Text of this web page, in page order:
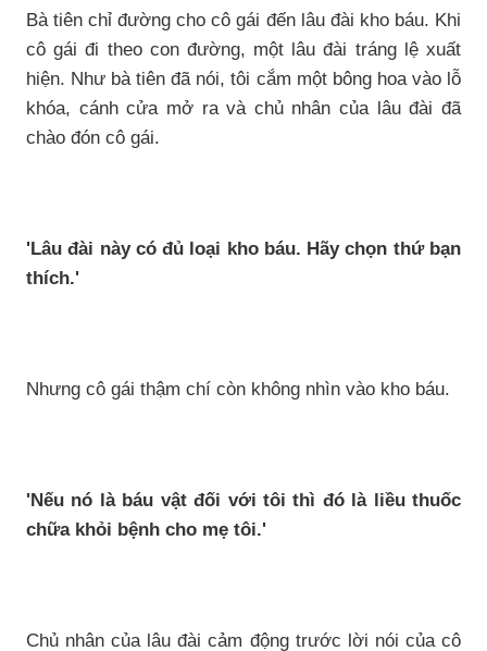
Bà tiên chỉ đường cho cô gái đến lâu đài kho báu. Khi
cô gái đi theo con đường, một lâu đài tráng lệ xuất
hiện. Như bà tiên đã nói, tôi cắm một bông hoa vào lỗ
khóa, cánh cửa mở ra và chủ nhân của lâu đài đã
chào đón cô gái.
'Lâu đài này có đủ loại kho báu. Hãy chọn thứ bạn
thích.'
Nhưng cô gái thậm chí còn không nhìn vào kho báu.
'Nếu nó là báu vật đối với tôi thì đó là liều thuốc
chữa khỏi bệnh cho mẹ tôi.'
Chủ nhân của lâu đài cảm động trước lời nói của cô